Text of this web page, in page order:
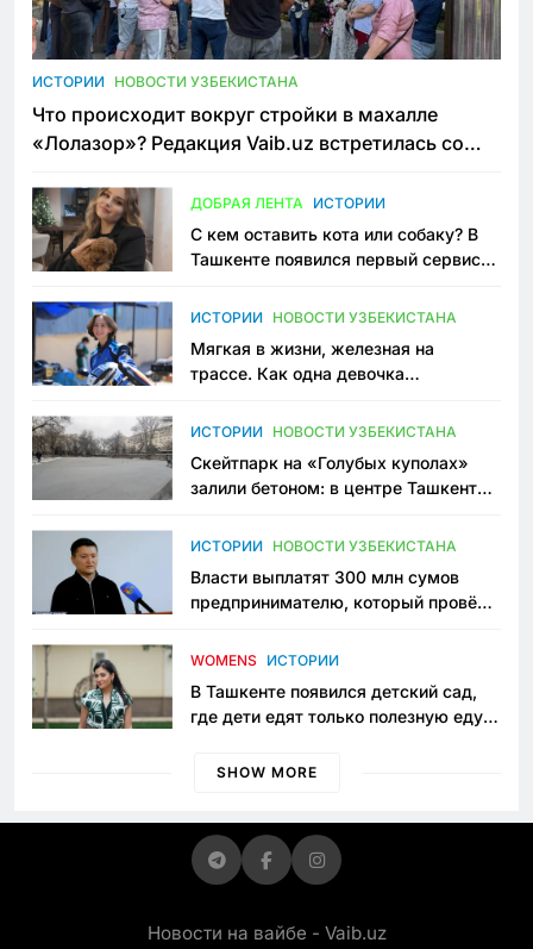
ИСТОРИИ НОВОСТИ УЗБЕКИСТАНА
Что происходит вокруг стройки в махалле
«Лолазор»? Редакция Vaib.uz встретилась со
ДОБРАЯ ЛЕНТА ИСТОРИИ
С кем оставить кота или собаку? В
Ташкенте появился первый сервис
ИСТОРИИ НОВОСТИ УЗБЕКИСТАНА
Мягкая в жизни, железная на
трассе. Как одна девочка
Узбекистане
ИСТОРИИ НОВОСТИ УЗБЕКИСТАНА
Скейтпарк на «Голубых куполах»
залили бетоном: в центре Ташкента
пространство
ИСТОРИИ НОВОСТИ УЗБЕКИСТАНА
Власти выплатят 300 млн сумов
предпринимателю, который провёл
приговору
WOMENS ИСТОРИИ
В Ташкенте появился детский сад,
где дети едят только полезную еду.
просить «кашу без сахара»
SHOW MORE
Новости на вайбе - Vaib.uz